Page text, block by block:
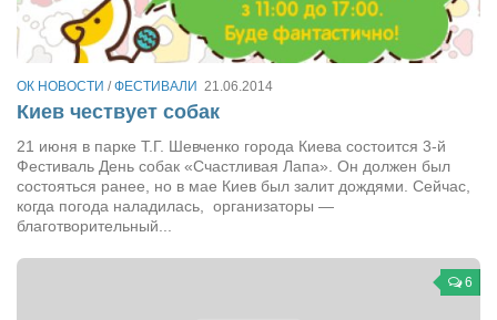
Оптика — Медтехника
Тенториум -центр независимых дистрибьюторов
Кафе, клубы, рестораны
«Винегрет» — демократичный ресторан
«ЧАЙ — КАВА» магазин — кафе
Магазины
«CYCLE GARAGE» — магазин велосипедов
ОК НОВОСТИ /ФЕСТИВАЛИ 21.06.2014
Киев чествует собак
21 июня в парке Т.Г. Шевченко города Киева состоится 3-й
Фестиваль День собак «Счастливая Лапа». Он должен был
состояться ранее, но в мае Киев был залит дождями. Сейчас,
когда погода наладилась, организаторы —
благотворительный...
6